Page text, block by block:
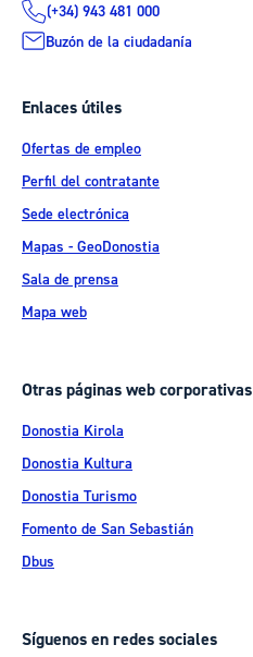
(+34) 943 481 000
Buzón de la ciudadanía
Enlaces útiles
Ofertas de empleo
Perfil del contratante
Sede electrónica
Mapas - GeoDonostia
Sala de prensa
Mapa web
Otras páginas web corporativas
Donostia Kirola
Donostia Kultura
Donostia Turismo
Fomento de San Sebastián
Dbus
Síguenos en redes sociales